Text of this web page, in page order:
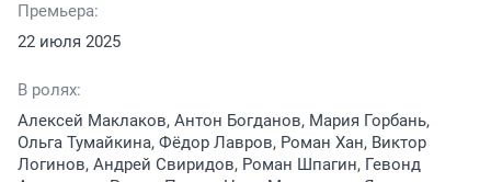
Премьера:
22 июля 2025
В ролях:
Алексей Маклаков, Антон Богданов, Мария Горбань,
Ольга Тумайкина, Фёдор Лавров, Роман Хан, Виктор
Логинов, Андрей Свиридов, Роман Шпагин, Гевонд